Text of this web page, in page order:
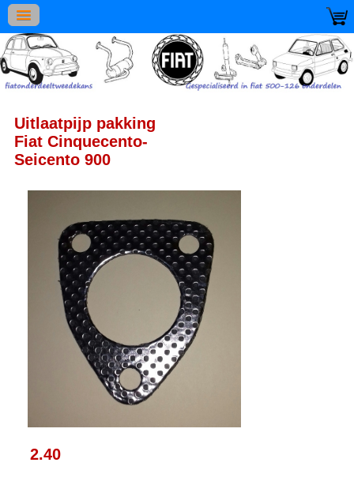
Uitlaatpijp pakking
Fiat Cinquecento-
Seicento 900
2.40